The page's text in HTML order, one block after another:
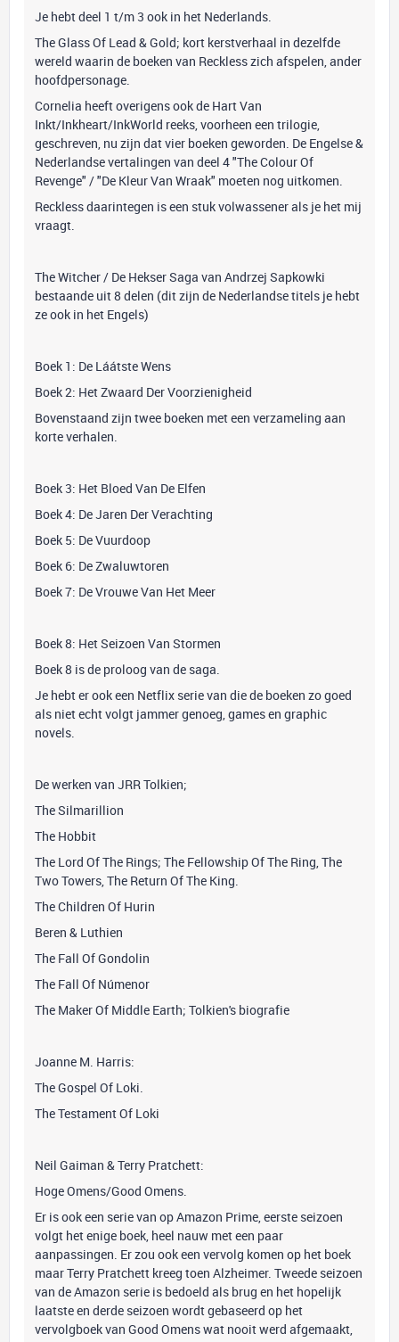
Je hebt deel 1 t/m 3 ook in het Nederlands.
The Glass Of Lead & Gold; kort kerstverhaal in dezelfde
wereld waarin de boeken van Reckless zich afspelen, ander
hoofdpersonage.
Cornelia heeft overigens ook de Hart Van
Inkt/Inkheart/InkWorld reeks, voorheen een trilogie,
geschreven, nu zijn dat vier boeken geworden. De Engelse &
Nederlandse vertalingen van deel 4 "The Colour Of
Revenge" / "De Kleur Van Wraak" moeten nog uitkomen.
Reckless daarintegen is een stuk volwassener als je het mij
vraagt.
The Witcher / De Hekser Saga van Andrzej Sapkowki
bestaande uit 8 delen (dit zijn de Nederlandse titels je hebt
ze ook in het Engels)
Boek 1: De Láátste Wens
Boek 2: Het Zwaard Der Voorzienigheid
Bovenstaand zijn twee boeken met een verzameling aan
korte verhalen.
Boek 3: Het Bloed Van De Elfen
Boek 4: De Jaren Der Verachting
Boek 5: De Vuurdoop
Boek 6: De Zwaluwtoren
Boek 7: De Vrouwe Van Het Meer
Boek 8: Het Seizoen Van Stormen
Boek 8 is de proloog van de saga.
Je hebt er ook een Netflix serie van die de boeken zo goed
als niet echt volgt jammer genoeg, games en graphic
novels.
De werken van JRR Tolkien;
The Silmarillion
The Hobbit
The Lord Of The Rings; The Fellowship Of The Ring, The
Two Towers, The Return Of The King.
The Children Of Hurin
Beren & Luthien
The Fall Of Gondolin
The Fall Of Númenor
The Maker Of Middle Earth; Tolkien's biografie
Joanne M. Harris:
The Gospel Of Loki.
The Testament Of Loki
Neil Gaiman & Terry Pratchett:
Hoge Omens/Good Omens.
Er is ook een serie van op Amazon Prime, eerste seizoen
volgt het enige boek, heel nauw met een paar
aanpassingen. Er zou ook een vervolg komen op het boek
maar Terry Pratchett kreeg toen Alzheimer. Tweede seizoen
van de Amazon serie is bedoeld als brug en het hopelijk
laatste en derde seizoen wordt gebaseerd op het
vervolgboek van Good Omens wat nooit werd afgemaakt,